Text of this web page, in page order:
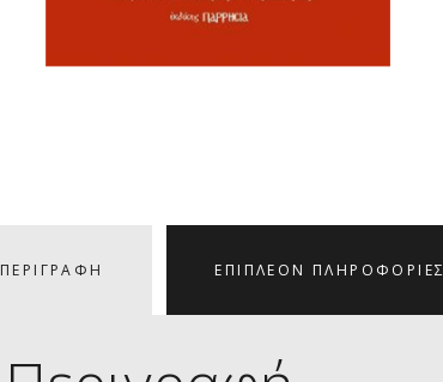
ΠΕΡΙΓΡΑΦΉ ΕΠΙΠΛΈΟΝ ΠΛΗΡΟΦΟΡΊΕΣ